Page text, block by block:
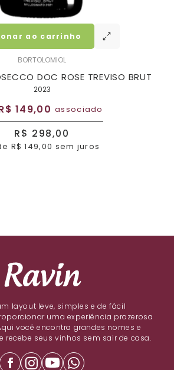
BORTOLOMIOL
DOC ROSE TREVISO BRUT
2023
149,00 associado
R$ 298,00
R$ 149,00 sem juros
ao carrinho
layout leve, simples e de fácil
uma experiência prazerosa
você encontra grandes nomes e
recebe seus vinhos sem sair de casa.